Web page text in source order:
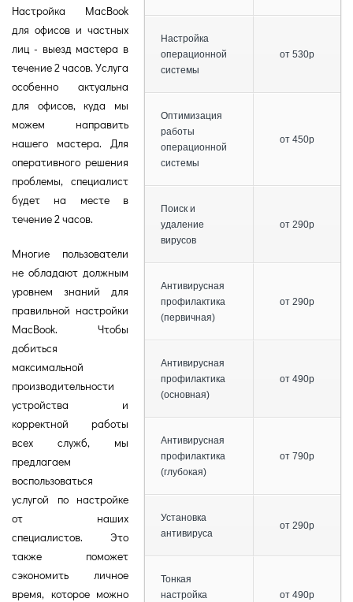
Настройка
операционной
системы
от 530р
Оптимизация
работы
операционной
системы
от 450р
Поиск и
удаление
вирусов
от 290р
Антивирусная
профилактика
(первичная)
от 290р
Антивирусная
профилактика
(основная)
от 490р
Антивирусная
профилактика
(глубокая)
от 790р
Установка
антивируса
от 290р
Тонкая
настройка
от 490р
Настройка MacBook
для офисов и частных
лиц - выезд мастера в
течение 2 часов. Услуга
особенно актуальна
для офисов, куда мы
можем направить
нашего мастера. Для
оперативного решения
проблемы, специалист
будет на месте в
течение 2 часов.
Многие пользователи
не обладают должным
уровнем знаний для
правильной настройки
MacBook. Чтобы
добиться
максимальной
производительности
устройства и
корректной работы
всех служб, мы
предлагаем
воспользоваться
услугой по настройке
от наших
специалистов. Это
также поможет
сэкономить личное
время, которое можно